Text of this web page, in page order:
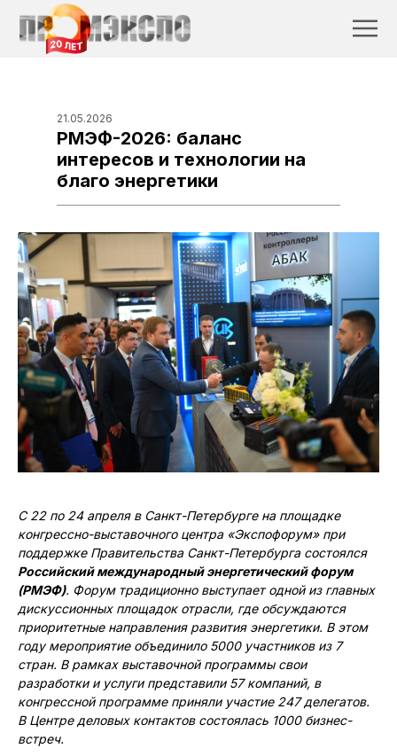
21.05.2026
РМЭФ-2026: баланс
интересов и технологии на
благо энергетики
С 22 по 24 апреля в Санкт-Петербурге на площадке
конгрессно-выставочного центра «Экспофорум» при
поддержке Правительства Санкт-Петербурга состоялся
Российский международный энергетический форум
(РМЭФ). Форум традиционно выступает одной из главных
дискуссионных площадок отрасли, где обсуждаются
приоритетные направления развития энергетики. В этом
году мероприятие объединило 5000 участников из 7
стран. В рамках выставочной программы свои
разработки и услуги представили 57 компаний, в
конгрессной программе приняли участие 247 делегатов.
В Центре деловых контактов состоялась 1000 бизнес-
встреч.